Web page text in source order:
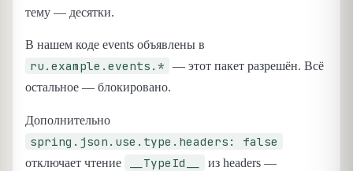
тему — десятки.
В нашем коде events объявлены в
ru.example.events.*
— этот пакет разрешён. Всё
остальное — блокировано.
Дополнительно
spring.json.use.type.headers: false
отключает чтение __TypeId__
из headers —